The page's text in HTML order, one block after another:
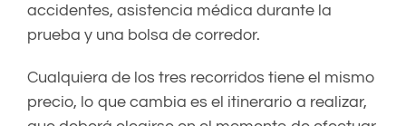
accidentes, asistencia médica durante la
prueba y una bolsa de corredor.
Cualquiera de los tres recorridos tiene el mismo
precio, lo que cambia es el itinerario a realizar,